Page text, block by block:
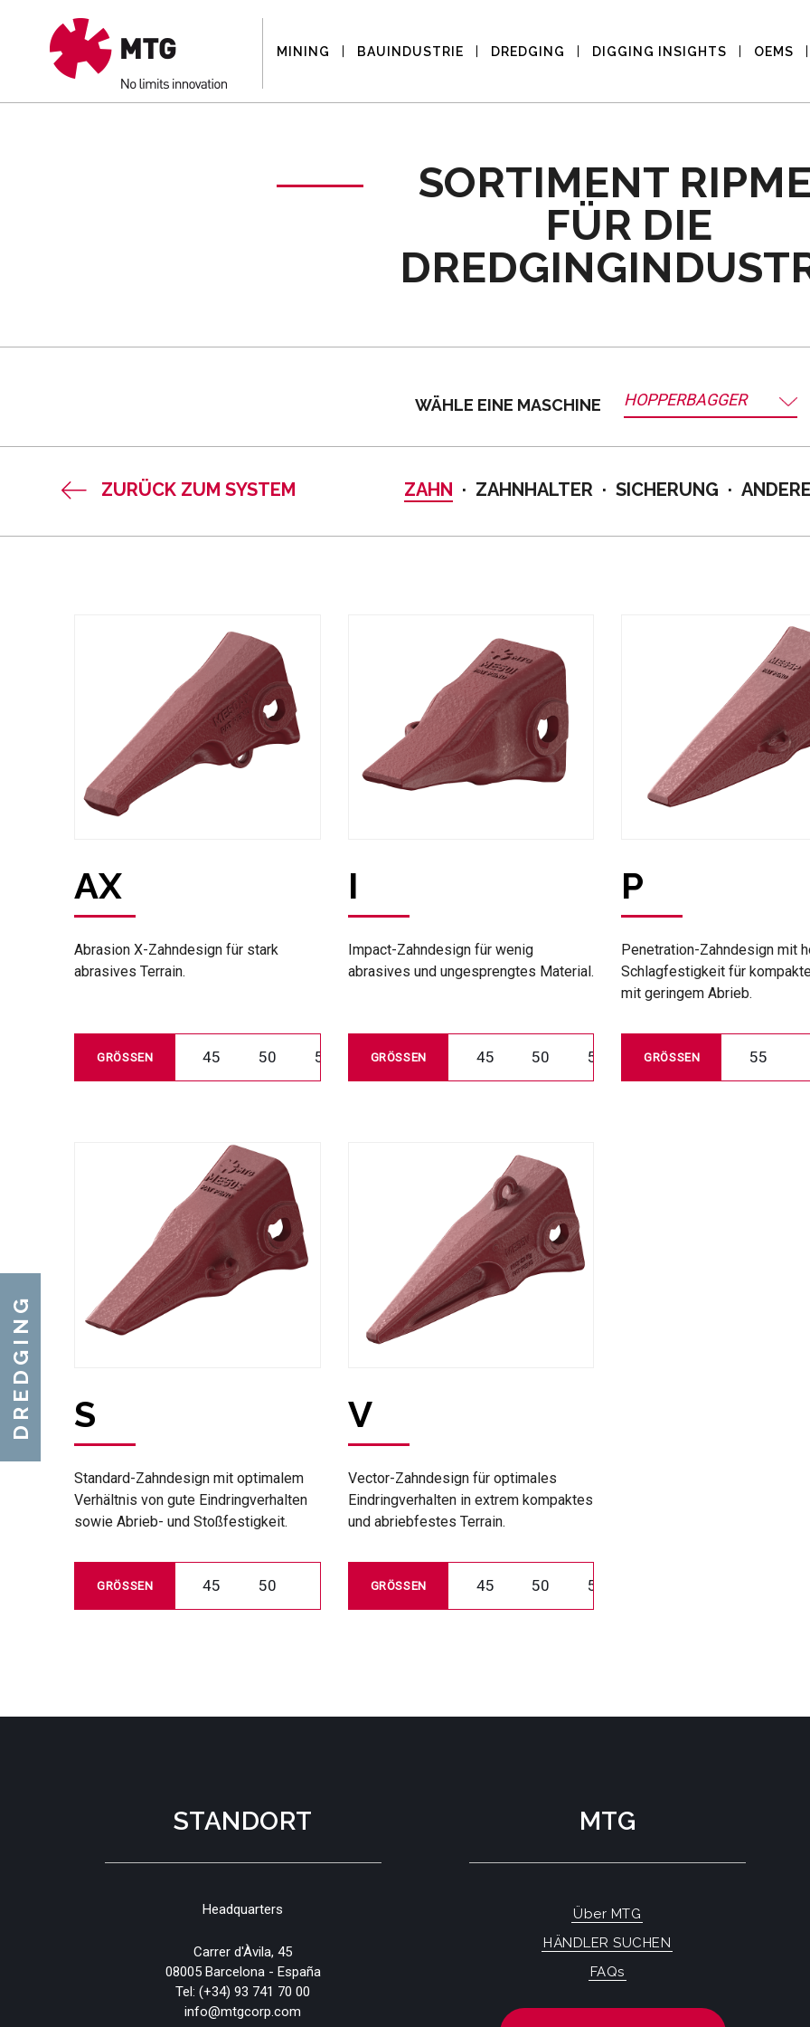
MINING BAUINDUSTRIE DREDGING DIGGING INSIGHTS OEMS
SORTIMENT
FÜR DIE
WÄHLE EINE MASCHINE HOPPERBAGGER
ZURÜCK ZUM SYSTEM ZAHN ZAHNHALTER SICHERUNG
AX
Abrasion X-Zahndesign für stark
abrasives Terrain.
GRÖSSEN 45 50 55
I
Impact-Zahndesign für wenig
abrasives und ungesprengtes Material.
GRÖSSEN 45 50 55
P
Penetration-Zahndesign mit
Schlagfestigkeit für
mit geringem Abrieb.
GRÖSSEN 55
S
Standard-Zahndesign mit optimalem
Verhältnis von gute Eindringverhalten
sowie Abrieb- und Stoßfestigkeit.
GRÖSSEN 45 50
V
Vector-Zahndesign für optimales
Eindringverhalten in extrem kompaktes
und abriebfestes Terrain.
GRÖSSEN 45 50 55
DREDGING
STANDORT
Headquarters
Carrer d'Àvila, 45
08005 Barcelona - España
Tel:(+34) 93 741 70 00
info@mtgcorp.com
MTG
Über MTG
HÄNDLER SUCHEN
FAQs